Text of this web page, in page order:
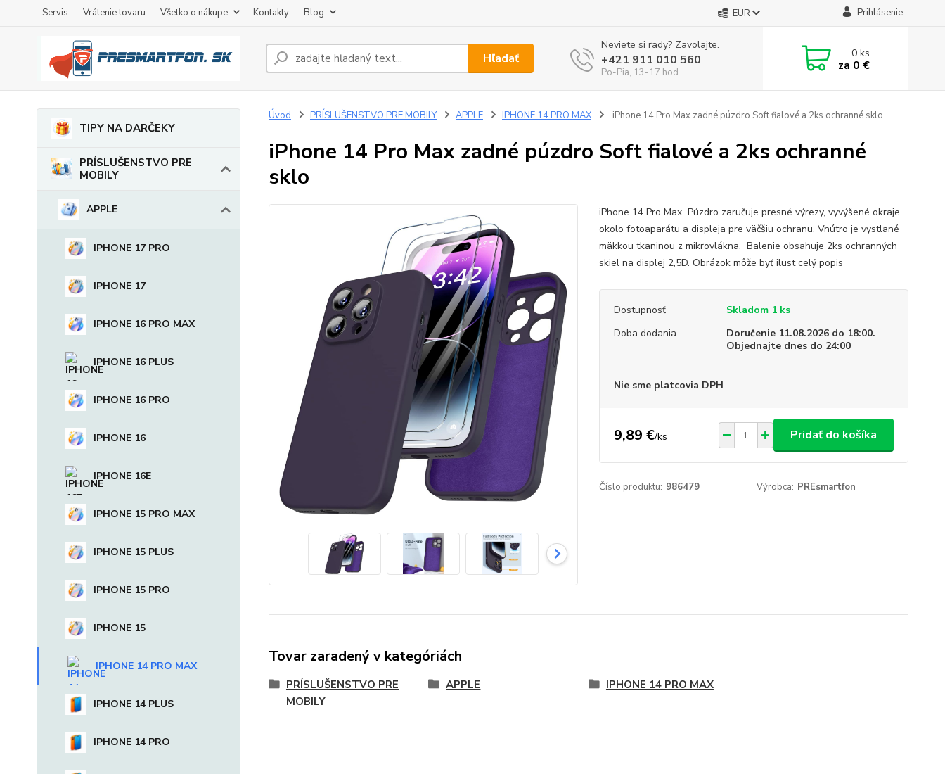
Servis Vrátenie tovaru Všetko o nákupe Kontakty Blog EUR Prihlásenie
Hľadať
Neviete si rady? Zavolajte.
+421 911 010 560
Po-Pia, 13-17 hod.
0ks
za 0 €
TIPY NA DARČEKY
PRÍSLUŠENSTVO PRE
MOBILY
APPLE
IPHONE 17 PRO
IPHONE 17
IPHONE 16 PRO MAX
IPHONE 16 PLUS
IPHONE 16 PRO
IPHONE 16
IPHONE 16E
IPHONE 15 PRO MAX
IPHONE 15 PLUS
IPHONE 15 PRO
IPHONE 15
IPHONE 14 PRO MAX
IPHONE 14 PLUS
IPHONE 14 PRO
Úvod PRÍSLUŠENSTVO PRE MOBILY APPLE IPHONE 14 PRO MAX iPhone 14 Pro Max zadné púzdro Soft fialové a 2ks ochranné sklo
iPhone 14 Pro Max zadné púzdro Soft fialové a 2ks ochranné
sklo
iPhone 14 Pro Max Púzdro zaručuje presné výrezy, vyvýšené okraje
okolo fotoaparátu a displeja pre väčšiu ochranu. Vnútro je vystlané
mäkkou tkaninou z mikrovlákna. Balenie obsahuje 2ks ochranných
skiel na displej 2,5D. Obrázok môže byť ilustcelý popis
Dostupnosť
Skladom 1 ks
Doba dodania
Doručenie 11.08.2026 do 18:00.
Objednajte dnes do 24:00
Nie sme platcovia DPH
9,89 €/ks Pridať do košíka
Číslo produktu: 986479 Výrobca: PREsmartfon
Tovar zaradený v kategóriách
PRÍSLUŠENSTVO PRE
MOBILY
APPLE IPHONE 14 PRO MAX